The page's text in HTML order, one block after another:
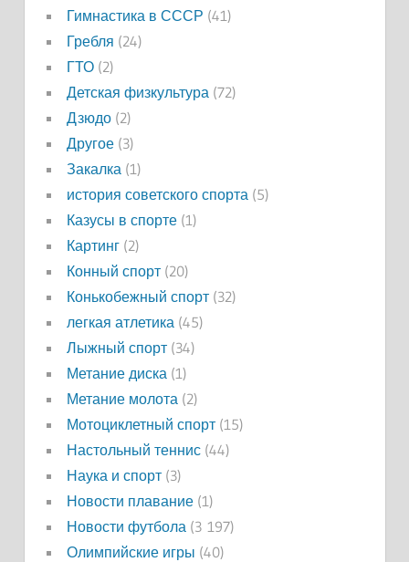
Гимнастика в СССР (41)
Гребля (24)
ГТО(2)
Детская физкультура (72)
Дзюдо(2)
Другое(3)
Закалка (1)
история советского спорта (5)
Казусы в спорте(1)
Картинг(2)
Конный спорт(20)
Конькобежный спорт(32)
легкая атлетика (45)
Лыжный спорт(34)
Метание диска (1)
Метание молота (2)
Мотоциклетный спорт(15)
Настольный теннис(44)
Наука и спорт(3)
Новости плавание(1)
Новости футбола (3 197)
Олимпийские игры (40)